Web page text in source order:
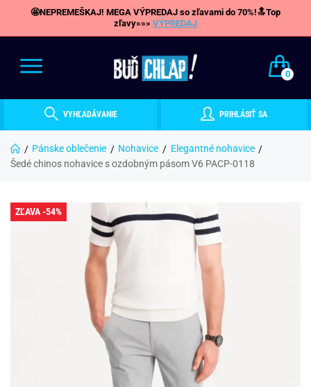
🤩NEPREMEŠKAJ! MEGA VÝPREDAJ so zľavami do 70%!🔝Top
zľavy»»» VÝPREDAJ
0
VYHĽADÁVANIE PRIHLÁSIŤ SA
Pánske oblečenie Nohavice
Elegantné nohavice
Šedé chinos nohavice s ozdobným pásom V6 PACP-0118
ZĽAVA -54%